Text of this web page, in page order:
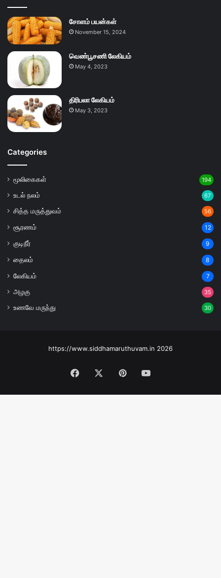
சோளம் பயன்கள்
November 15, 2024
வெண்பூசணி லேகியம்
May 4, 2023
திரிபலா லேகியம்
May 3, 2023
Categories
மூலிகைகள் 194
உடல் நலம் 67
சித்த மருத்துவம் 56
சூரணம் 12
குடிநீர் 9
தைலம் 8
லேகியம் 7
அழகு 35
உணவே மருந்து 30
https://www.siddhamaruthuvam.in 2026
Facebook Pinterest